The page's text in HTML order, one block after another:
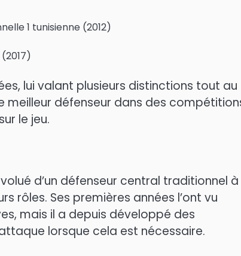
1 tunisienne (2012)
lui valant plusieurs distinctions tout au
meilleur défenseur dans des
le jeu.
d’un défenseur central traditionnel à
rôles. Ses premières années l’ont vu
mais il a depuis développé des
lorsque cela est nécessaire.